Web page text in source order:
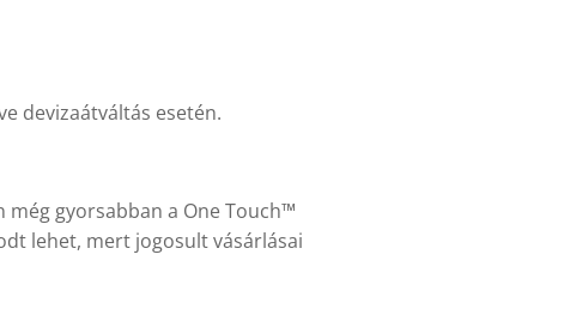
devizaátváltás esetén.
még gyorsabban a One Touch™
lehet, mert jogosult vásárlásai